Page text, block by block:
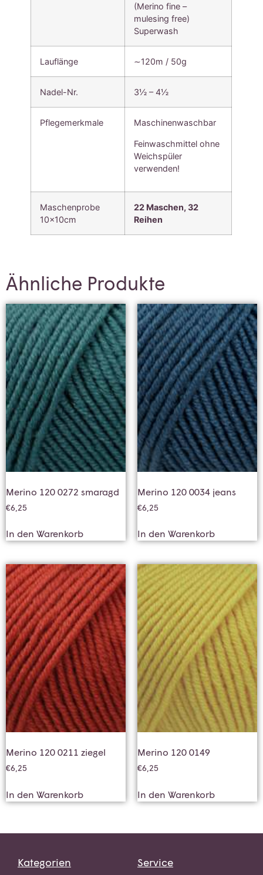
(Merino fine –
mulesing free)
Superwash
Lauflänge ∼120m / 50g
Nadel-Nr. 3½ – 4½
Pflegemerkmale Maschinenwaschbar
Feinwaschmittel ohne
Weichspüler
verwenden!
Maschenprobe
10x10cm
22 Maschen,32
Reihen
Ähnliche Produkte
Merino 120 0272 smaragd
€6,25
In den Warenkorb
Merino 120 0034 jeans
€6,25
In den Warenkorb
Merino 120 0211 ziegel
€6,25
In den Warenkorb
Merino 120 0149
€6,25
In den Warenkorb
Kategorien Service